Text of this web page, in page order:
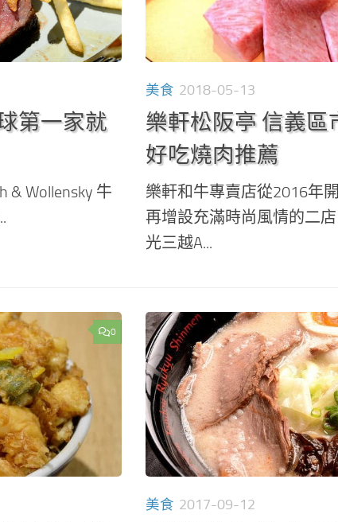
第一家就
& Wollensky 牛
美食 2018-05-13
樂軒松阪亭 信義區
好吃燒肉推薦
樂軒和牛專賣店從2016年
再增設充滿時尚風情的二
光三越A...
0
美食 2017-09-12